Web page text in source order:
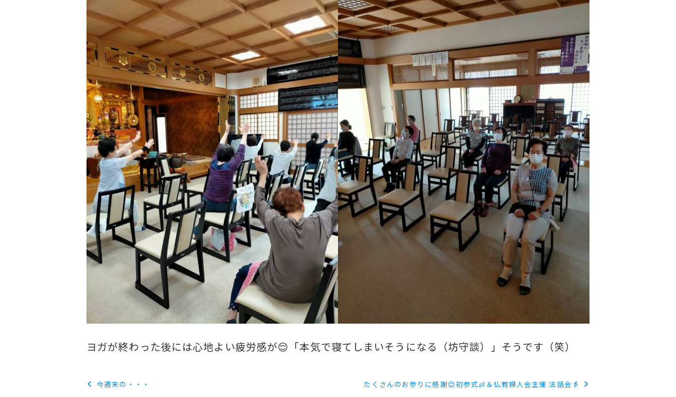
ヨガが終わった後には心地よい疲労感が😌「本気で寝てしまいそうになる（坊守談）」そうです（笑）
投 今週末の・・・ たくさんのお参りに感謝😌初参式👶＆仏教婦人会主催 法話会👵